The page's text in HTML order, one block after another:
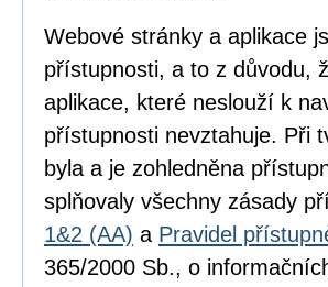
Webové stránky a aplikace
přístupnosti, a to z důvodu,
aplikace, které neslouží k
přístupnosti nevztahuje. Při
byla a je zohledněna
splňovaly všechny zásady
1&2 (AA) a Pravidel
365/2000 Sb., o